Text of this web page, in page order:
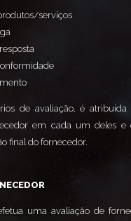
serviços
de avaliação, é
em cada um deles
final do fornecedor.
uma avaliação de